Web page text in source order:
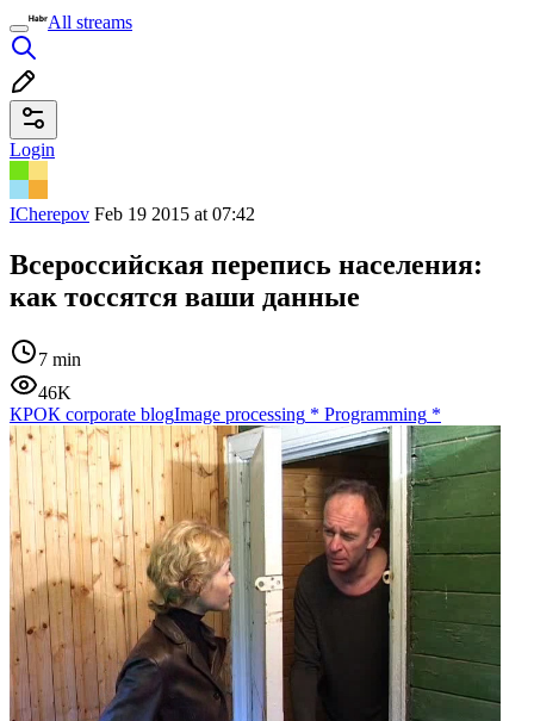
All streams
Login
ICherepov Feb 19 2015 at 07:42
Всероссийская перепись населения:
как тоссятся ваши данные
7 min
46K
КРОК corporate blogImage processing * Programming *